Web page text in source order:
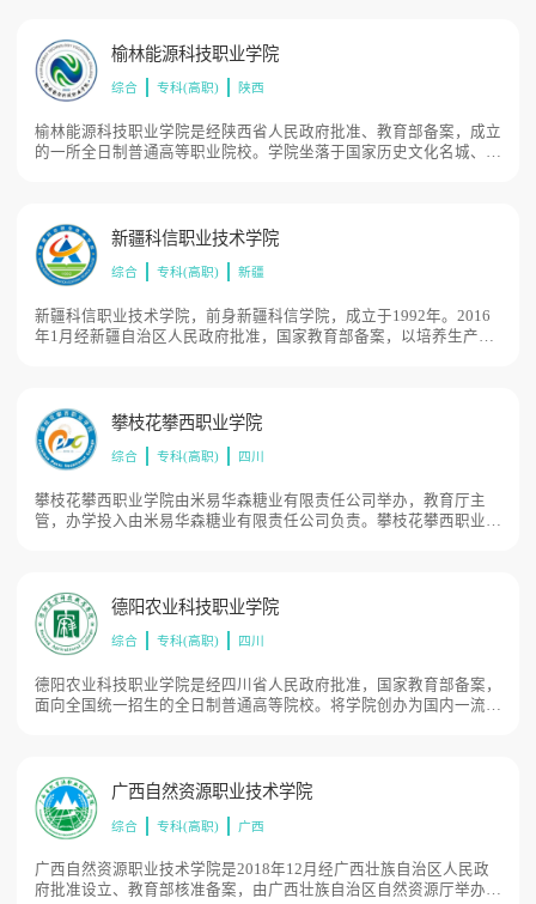
榆林能源科技职业学院
综合 专科(高职) 陕西
榆林能源科技职业学院是经陕西省人民政府批准、教育部备案，成立
的一所全日制普通高等职业院校。学院坐落于国家历史文化名城、陕
新疆科信职业技术学院
综合 专科(高职) 新疆
新疆科信职业技术学院，前身新疆科信学院，成立于1992年。2016
年1月经新疆自治区人民政府批准，国家教育部备案，以培养生产、
展，现具有科信幼儿园、科信中学、科信自考本科高职一系列教育，
学校占地面积700亩。
攀枝花攀西职业学院
综合 专科(高职) 四川
攀枝花攀西职业学院由米易华森糖业有限责任公司举办，教育厅主
管，办学投入由米易华森糖业有限责任公司负责。攀枝花攀西职业学
德阳农业科技职业学院
综合 专科(高职) 四川
德阳农业科技职业学院是经四川省人民政府批准，国家教育部备案，
面向全国统一招生的全日制普通高等院校。将学院创办为国内一流高
广西自然资源职业技术学院
综合 专科(高职) 广西
广西自然资源职业技术学院是2018年12月经广西壮族自治区人民政
府批准设立、教育部核准备案，由广西壮族自治区自然资源厅举办的